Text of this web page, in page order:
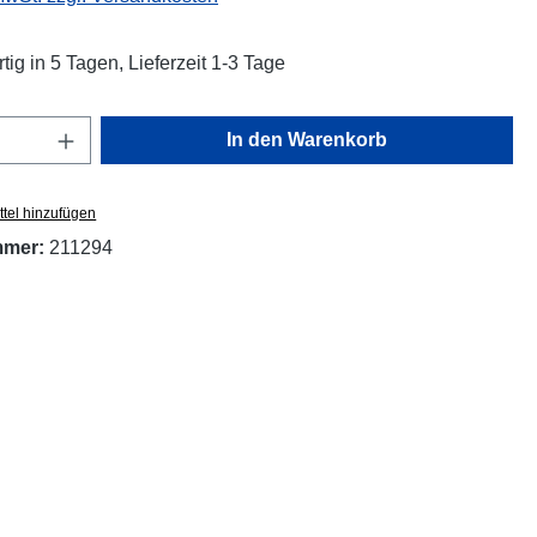
in 5 Tagen, Lieferzeit 1-3 Tage
Anzahl: Gib den gewünschten Wert ein
In den Warenkorb
hinzufügen
211294